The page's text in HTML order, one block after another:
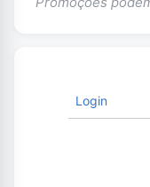
Login